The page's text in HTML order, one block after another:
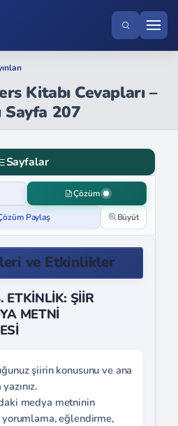
Kitabı Cevapları –
Sayfa 207
Sayfalar
Çözüm
Paylaş Büyüt
ve Etkinlikler
ETKİNLİK: ŞİİR
METNİ
şiirin konusunu ve ana
medya metninin
eğlendirme,